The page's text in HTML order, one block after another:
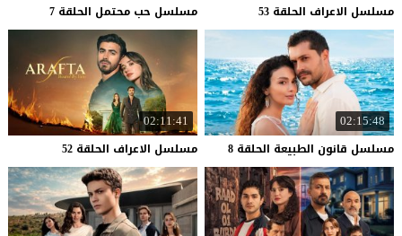
مسلسل الاعراف الحلقة 53 مسلسل حب محتمل الحلقة 7
02:15:48
مسلسل قانون الطبيعة الحلقة 8
02:11:41
مسلسل الاعراف الحلقة 52